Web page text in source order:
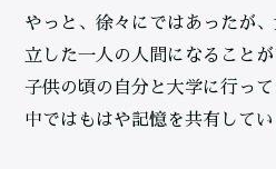
やっと、徐々にではあったが
立した一人の人間になることが
子供の頃の自分と大学に行っ
中ではもはや記憶を共有してい